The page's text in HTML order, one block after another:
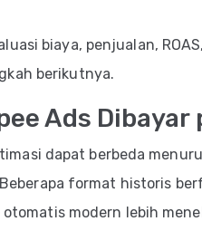
biaya, penjualan,
berikutnya.
Ads Dibayar
dapat berbeda
format historis
modern lebih